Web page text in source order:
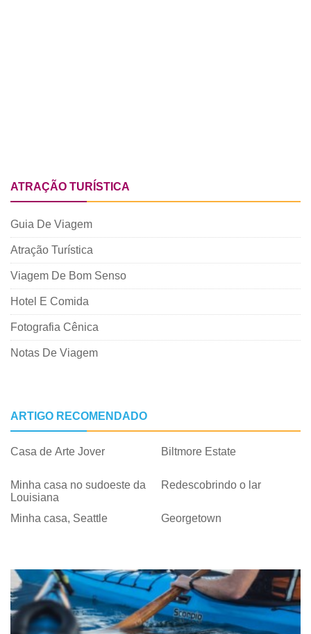
ATRAÇÃO TURÍSTICA
Guia De Viagem
Atração Turística
Viagem De Bom Senso
Hotel E Comida
Fotografia Cênica
Notas De Viagem
ARTIGO RECOMENDADO
Casa de Arte Jover Biltmore Estate
Minha casa no sudoeste da
Louisiana
Redescobrindo o lar
Minha casa, Seattle Georgetown